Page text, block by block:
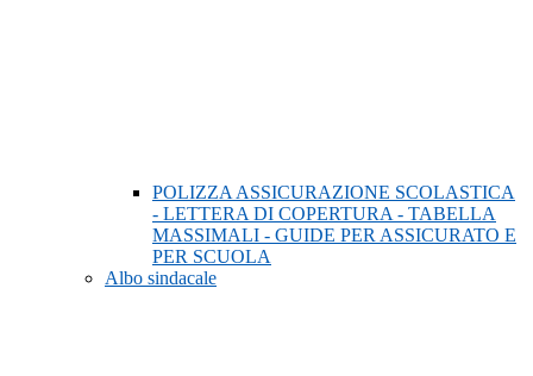
POLIZZA ASSICURAZIONE SCOLASTICA
- LETTERA DI COPERTURA - TABELLA
MASSIMALI - GUIDE PER ASSICURATO E
PER SCUOLA
Albo sindacale